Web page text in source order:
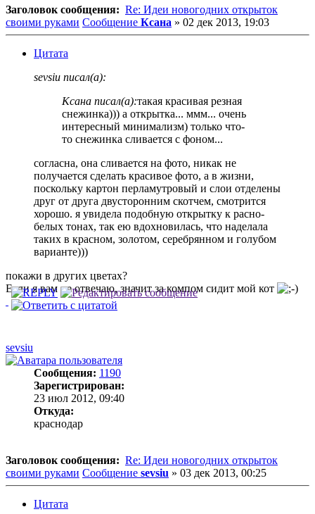
Заголовок сообщения: Re: Идеи новогодних открыток
своими руками Сообщение Ксана » 02 дек 2013, 19:03
Цитата
sevsiu писал(а):
Ксана писал(а):такая красивая резная
снежинка))) а открытка... ммм... очень
интересный минимализм) только что-
то снежинка сливается с фоном...
согласна, она сливается на фото, никак не
получается сделать красивое фото, а в жизни,
поскольку картон перламутровый и слои отделены
друг от друга двусторонним скотчем, смотрится
хорошо. я увидела подобную открытку к расно-
белых тонах, так ею вдохновилась, что наделала
таких в красном, золотом, серебрянном и голубом
варианте)))
покажи в других цветах?
Если я вам не отвечаю, значит за компом сидит мой кот
sevsiu
Сообщения: 1190
Зарегистрирован:
23 июл 2012, 09:40
Откуда:
краснодар
Заголовок сообщения: Re: Идеи новогодних открыток
своими руками Сообщение sevsiu » 03 дек 2013, 00:25
Цитата